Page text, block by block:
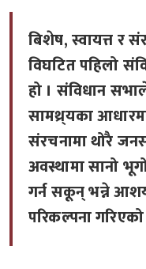
बिशेष, स्वायत्त र
विघटित पहिलो
हो । संविधान
सामथ्र्यका
संरचनामा थोरै
अवस्थामा सानो
गर्न सकून् भन्ने
परिकल्पना गरिएको